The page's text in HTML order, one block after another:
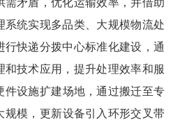
矛盾，优化运输效率，并借助
系统实现多品类、大规模物流处
快递分拨中心标准化建设，通
技术应用，提升处理效率和服
件设施扩建‌场地，通过搬迁至专
规模，更新‌设备引入环形交叉带